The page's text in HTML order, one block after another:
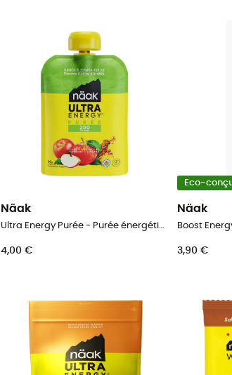
Näak
Ultra Energy Purée - Purée énergétique
4,00 €
Eco-
Näak
Boost
3,90 €